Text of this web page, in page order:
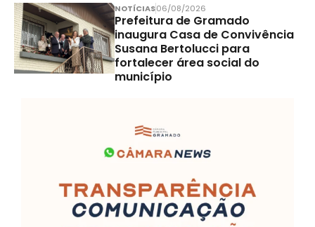
NOTÍCIAS06/08/2026
Prefeitura de Gramado
inaugura Casa de Convivência
Susana Bertolucci para
fortalecer área social do
município